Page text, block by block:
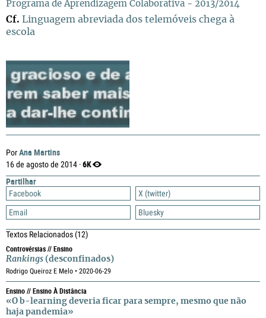
PorAna Martins
16 de agosto de 2014 ·6K
Partilhar
Facebook
X (twitter)
Email
Bluesky
Textos Relacionados(12)
Controvérsias // Ensino
Rankings (desconfinados)
Rodrigo Queiroz E Melo • 2020-06-29
Ensino // Ensino À Distância
«O b-learning deveria ficar para sempre, mesmo que não
haja pandemia»
Programa de Aprendizagem Colaborativa - 2013/2014
Cf.
Linguagem abreviada dos telemóveis chega à
escola